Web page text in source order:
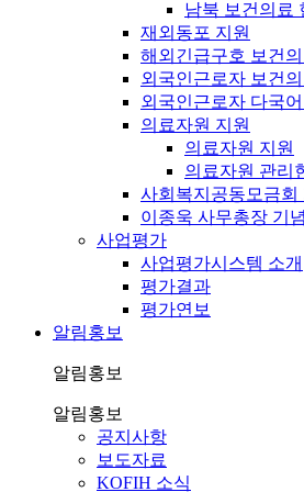
남북 보건의료
재외동포 지원
해외긴급구호 보건
외국인근로자 보건
외국인근로자 다국
의료자원 지원
의료자원 지원
의료자원 관리
사회복지공동모금
이종욱 사무총장 기
사업평가
사업평가시스템 소개
평가결과
평가연보
알림홍보
알림홍보
알림홍보
공지사항
보도자료
KOFIH 소식